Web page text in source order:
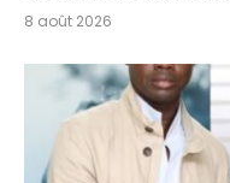
8 août 2026